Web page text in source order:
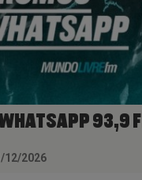
93,9
12/2026